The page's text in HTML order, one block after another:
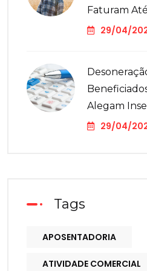
Faturam
29/04/
Alegam
29/04/
Tags
APOSENTADORIA
ATIVIDADE COMERCIAL